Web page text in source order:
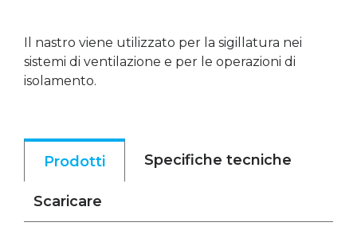
Il nastro viene utilizzato per la sigillatura nei
sistemi di ventilazione e per le operazioni di
isolamento.
Prodotti Specifiche tecniche
Scaricare